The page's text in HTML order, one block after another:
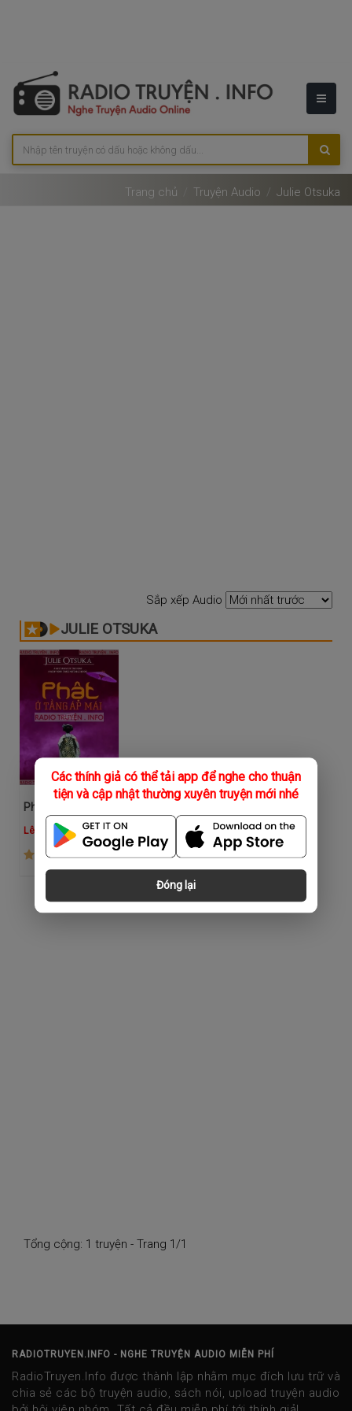
Các thính giả có thể tải app để nghe cho thuận
tiện và cập nhật thường xuyên truyện mới nhé
Đóng lại
Trang chủ Truyện Audio Julie Otsuka
Sắp xếp Audio
JULIE OTSUKA
Lê Duyên
Tổng cộng: 1 truyện - Trang 1/1
RADIOTRUYEN.INFO - NGHE TRUYỆN AUDIO MIỄN PHÍ
RadioTruyen.Info được thành lập nhằm mục đích lưu trữ và
chia sẻ các bộ truyện audio, sách nói, upload truyện audio